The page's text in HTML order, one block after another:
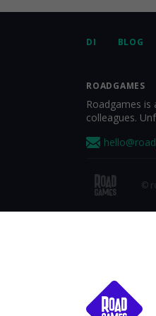
DI BLOG
ROADGAMES
Roadgames
colleagues.
©